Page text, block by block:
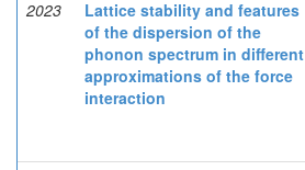
2023
Lattice stability and features
of the dispersion of the
phonon spectrum in different
approximations of the force
interaction